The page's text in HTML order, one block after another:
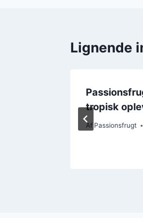
Lignende
tropisk
Af Passionsfrugt